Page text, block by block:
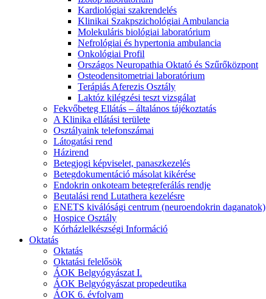
Kardiológiai szakrendelés
Klinikai Szakpszichológiai Ambulancia
Molekuláris biológiai laboratórium
Nefrológiai és hypertonia ambulancia
Onkológiai Profil
Országos Neuropathia Oktató és Szűrőközpont
Osteodensitometriai laboratórium
Terápiás Aferezis Osztály
Laktóz kilégzési teszt vizsgálat
Fekvőbeteg Ellátás – általános tájékoztatás
A Klinika ellátási területe
Osztályaink telefonszámai
Látogatási rend
Házirend
Betegjogi képviselet, panaszkezelés
Betegdokumentáció másolat kikérése
Endokrin onkoteam betegreferálás rendje
Beutalási rend Lutathera kezelésre
ENETS kiválósági centrum (neuroendokrin daganatok)
Hospice Osztály
Kórházlelkészségi Információ
Oktatás
Oktatás
Oktatási felelősök
ÁOK Belgyógyászat I.
ÁOK Belgyógyászat propedeutika
ÁOK 6. évfolyam